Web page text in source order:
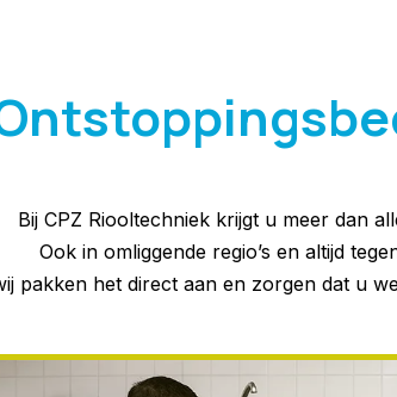
Bij CPZ Riooltechniek krijgt u meer dan
Ook in omliggende regio’s en altijd
pakken het direct aan en zorgen dat u